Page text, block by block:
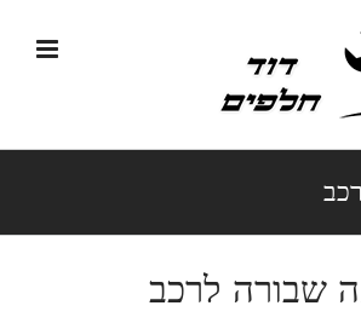
שבורה לרכב